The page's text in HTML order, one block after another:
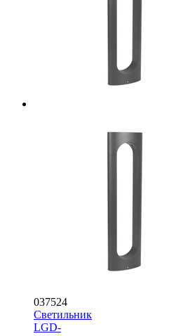
037524
Светильник
LGD-